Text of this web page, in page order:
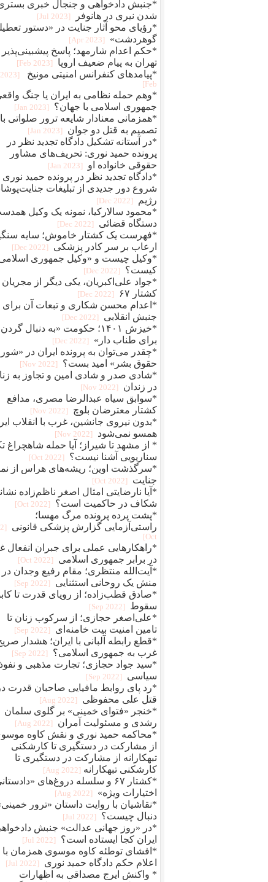
*جنبش دادخواهی و جنجال خبری
شدن نیری در هانوفر
[2023 Jul]
*رؤیای محو آثار جنایت در «دستور
گوهردشت»
[2023 Apr]
*حکم اعدام شارمهد؛ پاسخ پیشبینی‌پذیر
تهران به پیام ضعیف اروپا
[2023 Feb]
*پیامدهای کنفرانس امنیتی مونیخ
[2023
Feb]
*وهم حمله نظامی به ایران یا جنگ
جمهوری اسلامی با جهان؟
[2023 Jan]
*همزمانی معنادار شایعه ترور صلواتی با
تصمیم به قتل دو جوان
[2023 Jan]
*در آستانه تشکیل دادگاه تجدید نظر در
پرونده حمید نوری: تحریف‌های مشاور
حقوقی خانواده او
[2023 Jan]
*دادگاه تجدید نظر در پرونده حمید نوری
شروع دور جدیدی از تبلیغات
رژیم
[2022 Dec]
*محمود سالارکیا، نمونه یک وکیل
دستگاه قضائی
[2022 Dec]
*فهرست یک کشتار خاموش؛ سایه
ارعاب بر سر کادر پزشکی
[2022 Dec]
*وکیل چیست و «وکیل جمهوری
کیست؟
[2022 Dec]
*جواد علی‌اکبریان، یکی دیگر از مجریان
کشتار ۶۷
[2022 Dec]
*اعدام محسن شکاری و تبعات آن برای
جنبش انقلابی
[2022 Dec]
*خیزش ۱۴۰۱؛ حکومت «به دنبال گردن
برای طناب دار»
[2022 Dec]
*چقدر می‌توان به پرونده ایران در
حقوق بشر» امید بست؟
[2022 Nov]
*شادی صدر و شادی امین و تجاوز به
در زندان
[2022 Nov]
*سوابق سیاه عبدالرضا مصری، مدافع
کشتار معترضان بلوچ
[2022 Nov]
*بدون نیروی جانشین، غرب با انقلاب
همسو نمی‌شود
[2022 Nov]
* از مشهد تا شیراز؛ آیا حمله شاهچراغ
سناریویی آشنا نیست؟
[2022 Oct]
*سرگذشت اوین؛ ریشه‌های هراس از
جنایت
[2022 Oct]
*آیا نارضایتی امثال اصغر ناظم‌زاده
شکاف در حاکمیت است؟
[2022 Oct]
*پشت پرده پرونده مرگ مهسا؛
راستی‌آزمایی گزارش پزشکی قانونی
Oct]
*راهکارهایی عملی برای جبران انفعال
در برابر جمهوری اسلامی
[2022 Oct]
*آیت‌الله منتظری؛ مقام رفیع وجدان در
منش یک روحانی استثنایی
[2022 Sep]
*صادق قطب‌زاده؛ از رویای قدرت تا
سقوط
[2022 Sep]
*علی‌اصغر حجازی؛ از سرکوب زنان تا
تامین امنیت بیت خامنه‌ای
[2022 Sep]
*قطع رابطه آلبانی با ایران؛ هشدار
غرب به جمهوری اسلامی؟
[2022 Sep]
*سید جواد حجازی؛ تجارت مذهبی و نفوذ
سیاسی
[2022 Sep]
*رد پای روابط مافيایی صاحبان قدرت در
قتل علی محفوظی
[2022 Aug]
*خنجر «فتوای خمینی» بر گلوی سلمان
رشدی و مسئولیت آمران
[2022 Aug]
*محاکمه حمید نوری و نقش کاوه
از مشارکت در دستگیری تا کارشکنی
تبهکارانه از مشارکت در دستگیری تا
کارشکنی تبهکارانه [2022 Aug]
*کشتار ۶۷ و سلسله دروغ‌های
اختیارات ویژه»
[2022 Aug]
*نقاشیان با روایت داستان «ترور
دنبال چیست؟
[2022 Jul]
*در «روز جهانی عدالت» جنبش
ایران کجا ایستاده است؟
[2022 Jul]
*افشای توطئه کاوه موسوی همزمان با
اعلام حکم دادگاه حمید نوری
[2022 Jul]
* واکنش ایرج مصداقی به اظهارات